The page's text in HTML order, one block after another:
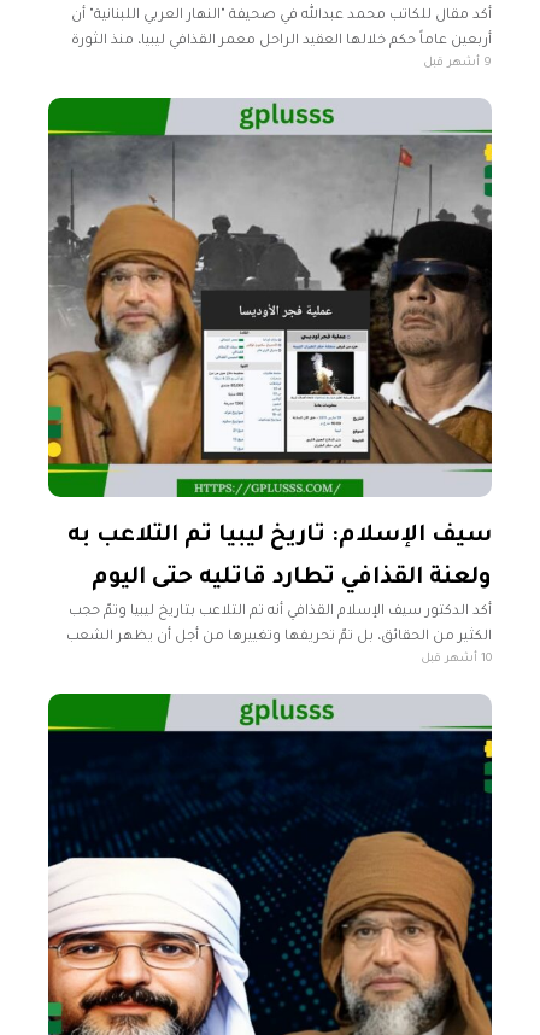
أكد مقال للكاتب محمد عبدالله في صحيفة "النهار العربي اللبنانية" أن
أربعين عاماً حكم خلالها العقيد الراحل معمر القذافي ليبيا، منذ الثورة
على النظام الملكي عام 1969 وحتى عام 2011،
9 أشهر قبل
سيف الإسلام: تاريخ ليبيا تم التلاعب به
ولعنة القذافي تطارد قاتليه حتى اليوم
أكد الدكتور سيف الإسلام القذافي أنه تم التلاعب بتاريخ ليبيا وتمّ حجب
الكثير من الحقائق، بل تمّ تحريفها وتغييرها من أجل أن يظهر الشعب
الليبي كله مجاهداً ومقاتلاً ضد الاستعمار
10 أشهر قبل